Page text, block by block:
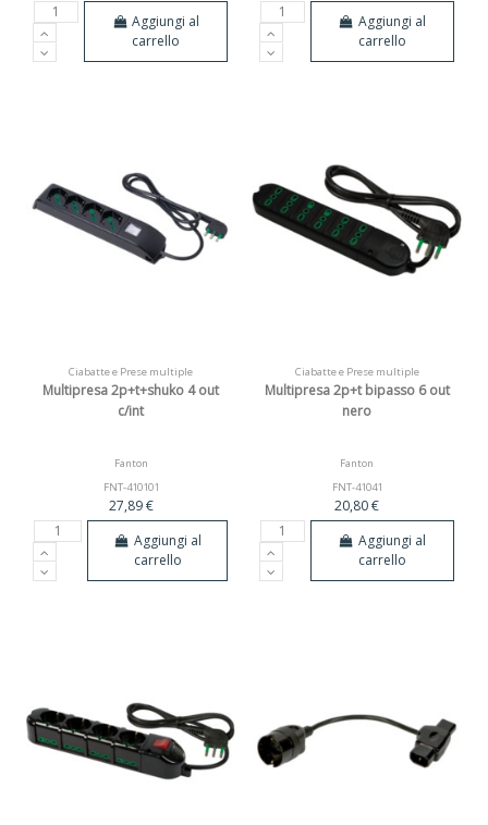
Aggiungi al
carrello
Aggiungi al
carrello
Ciabatte e Prese multiple
Multipresa 2p+t+shuko 4 out
c/int
Fanton
FNT-410101
27,89 €
Aggiungi al
carrello
Ciabatte e Prese multiple
Multipresa 2p+t bipasso 6 out
nero
Fanton
FNT-41041
20,80 €
Aggiungi al
carrello